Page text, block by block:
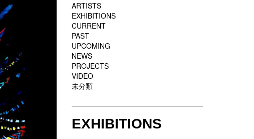
ARTISTS
EXHIBITIONS
CURRENT
PAST
UPCOMING
NEWS
PROJECTS
VIDEO
未分類
EXHIBITIONS